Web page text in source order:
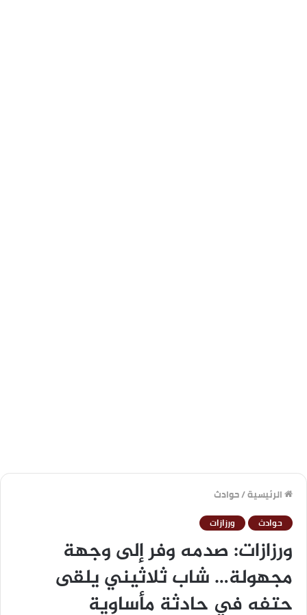
الرئيسية/حوادث
حوادث ورزازات
ورزازات: صدمه وفر إلى وجهة
مجهولة… شاب ثلاثيني يلقى
حتفه في حادثة مأساوية